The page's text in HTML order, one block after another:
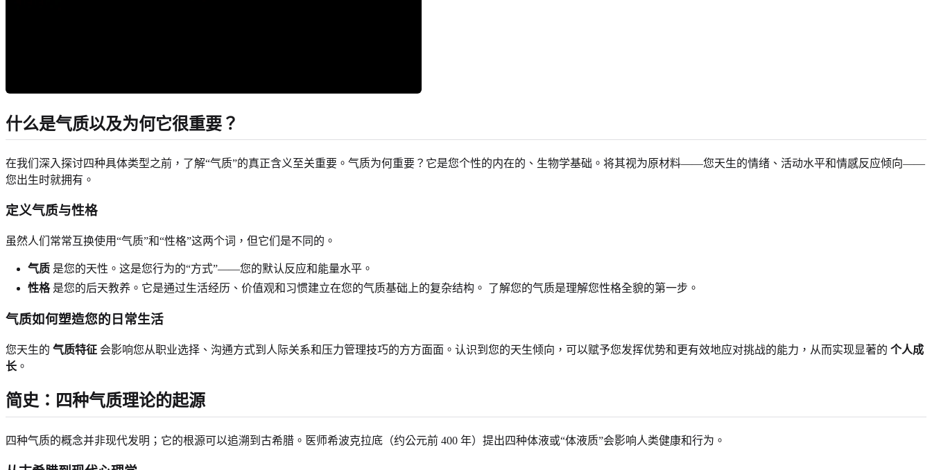
什么是气质以及为何它很重要？
在我们深入探讨四种具体类型之前，了解“气质”的真正含义至关重要。气质为何重要？它是您个性的内在的、生物学基础。将其视为原材料——您天生的情绪、活动水平和情感反应倾向——
您出生时就拥有。
定义气质与性格
虽然人们常常互换使用“气质”和“性格”这两个词，但它们是不同的。
气质 是您的天性。这是您行为的“方式”——您的默认反应和能量水平。
性格是您的后天教养。它是通过生活经历、价值观和习惯建立在您的气质基础上的复杂结构。 了解您的气质是理解您性格全貌的第一步。
气质如何塑造您的日常生活
您天生的 气质特征 会影响您从职业选择、沟通方式到人际关系和压力管理技巧的方方面面。认识到您的天生倾向，可以赋予您发挥优势和更有效地应对挑战的能力，从而实现显著的 个人成
长 。
简史：四种气质理论的起源
四种气质的概念并非现代发明；它的根源可以追溯到古希腊。医师希波克拉底（约公元前 400 年）提出四种体液或“体液质”会影响人类健康和行为。